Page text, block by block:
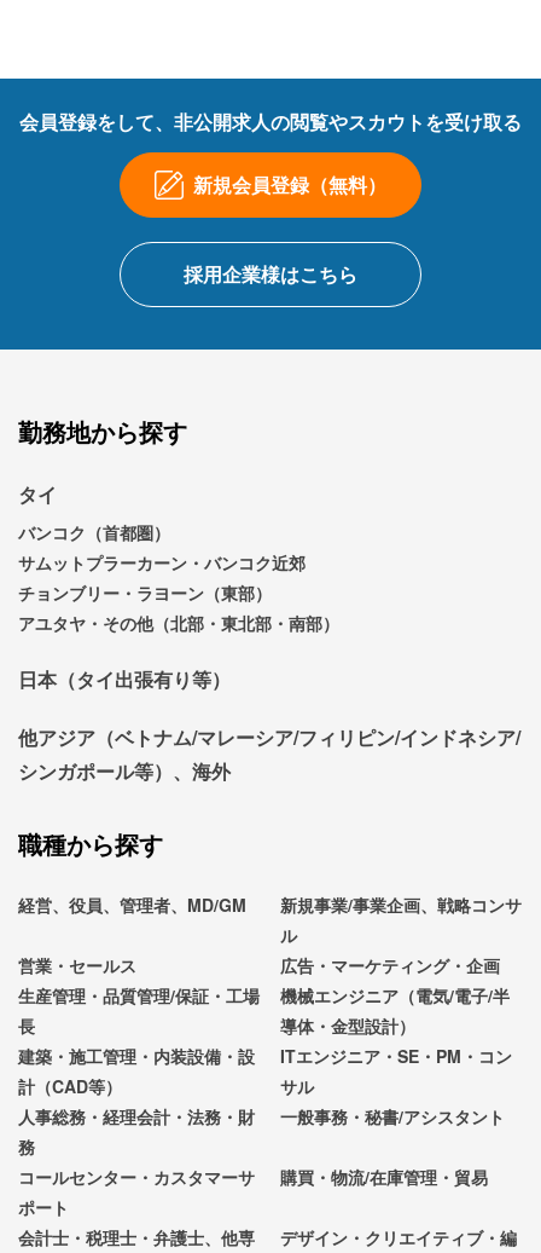
会員登録をして、非公開求人の閲覧やスカウトを受け取る
新規会員登録（無料）
採用企業様はこちら
勤務地から探す
タイ
バンコク（首都圏）
サムットプラーカーン・バンコク近郊
チョンブリー・ラヨーン（東部）
アユタヤ・その他（北部・東北部・南部）
日本（タイ出張有り等）
他アジア（ベトナム/マレーシア/フィリピン/インドネシア/
シンガポール等）、海外
職種から探す
経営、役員、管理者、MD/GM
新規事業/事業企画、戦略コンサ
ル
営業・セールス
広告・マーケティング・企画
生産管理・品質管理/保証・工場
長
機械エンジニア（電気/電子/半
導体・金型設計）
建築・施工管理・内装設備・設
計（CAD等）
ITエンジニア・SE・PM・コン
サル
人事総務・経理会計・法務・財
務
一般事務・秘書/アシスタント
コールセンター・カスタマーサ
ポート
購買・物流/在庫管理・貿易
会計士・税理士・弁護士、他専
デザイン・クリエイティブ・編